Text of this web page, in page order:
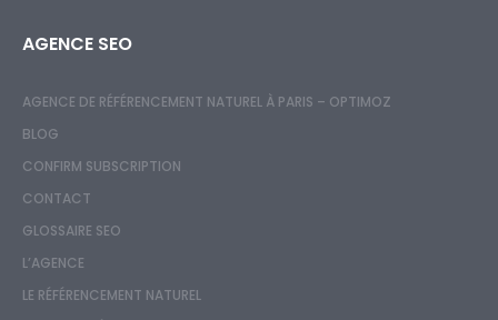
AGENCE SEO
AGENCE DE RÉFÉRENCEMENT NATUREL À PARIS – OPTIMOZ
BLOG
CONFIRM SUBSCRIPTION
CONTACT
GLOSSAIRE SEO
L’AGENCE
LE RÉFÉRENCEMENT NATUREL